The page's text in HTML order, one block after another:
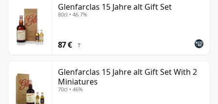
Glenfarclas 15 Jahre alt Gift Set
80cl • 46.7%
87 € ?
Glenfarclas 15 Jahre alt Gift Set With 2
Miniatures
70cl • 46%